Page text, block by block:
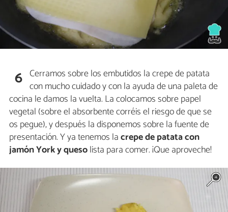
6 Cerramos sobre los embutidos la crepe de patata
con mucho cuidado y con la ayuda de una paleta de
cocina le damos la vuelta. La colocamos sobre papel
vegetal (sobre el absorbente corréis el riesgo de que se
os pegue), y después la disponemos sobre la fuente de
presentación. Y ya tenemos lacrepe de patata con
jamón York y quesolista para comer. ¡Que aproveche!